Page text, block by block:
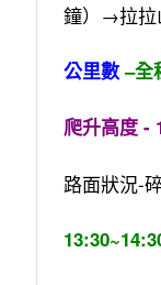
鐘）→拉拉
公里數–全
爬升高度 -
路面狀況-